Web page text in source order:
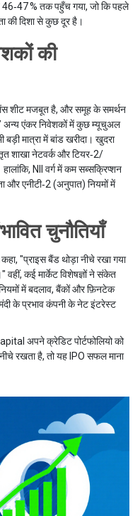
% तक पहुँच गया, जो कि पहले
की दिशा से कुछ दूर है।
की
शीट मजबूत है, और समूह के समर्थन
अन्य एंकर निवेशकों में कुछ म्यूचुअल
मात्रा में बांड खरीदा। खुदरा
शाखा नेटवर्क और टियर‑2/
हालांकि, NII वर्ग में कम सब्सक्रिप्शन
और एनीटी‑2 (अनुपात) नियमों में
चुनौतियाँ
"प्राइस बैंड थोड़ा नीचे रखा गया
वहीं, कई मार्केट विशेषज्ञों ने संकेत
नियमों में बदलाव, बैंकों और फ़िनटेक
मंदी के प्रभाव कंपनी के नेट इंटरेस्ट
अपने क्रेडिट पोर्टफोलियो को
रखता है, तो यह IPO सफल माना